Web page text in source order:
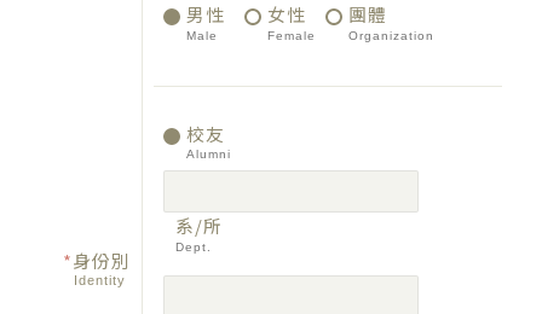
*身份別
Identity
男性
Male
女性
Female
團體
Organization
校友
Alumni
系/所
Dept.